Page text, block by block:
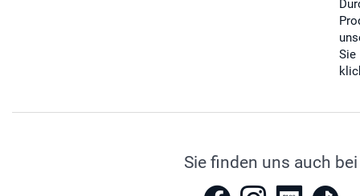
Sie
Sie finden uns auch bei